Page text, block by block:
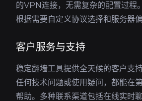
的VPN连接，无需复杂的配置过程
根据需要自定义协议选择和服务器偏
客户服务与支持
稳定翻墙工具提供全天候的客户支
任何技术问题或使用疑问，都能在
帮助。多种联系渠道包括在线实时